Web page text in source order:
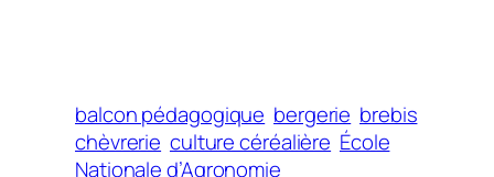
balcon pédagogique bergerie brebis
chèvrerie culture céréalière École
Nationale d’Agronomie